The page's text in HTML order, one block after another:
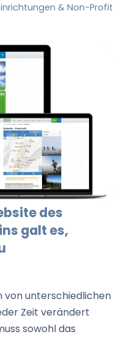
& Non-Profit
des
galt es,
von unterschiedlichen
Zeit verändert
sowohl das